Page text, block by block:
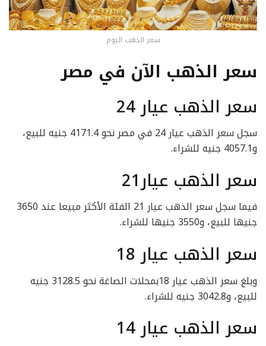
سعر الذهب اليوم
سعر الذهب الآن في مصر
سعر الذهب عيار 24
سجل سعر الذهب عيار 24 في مصر نحو 4171.4 جنيه للبيع،
و4057.1 جنيه للشراء.
سعر الذهب عيار21
فيما سجل سعر الذهب عيار 21 الفئة الأكثر مبيعا عند 3650
جنيها للبيع، و3550 جنيها للشراء.
سعر الذهب عيار 18
وبلغ سعر الذهب عيار 18بمحلات الصاغة نحو 3128.5 جنيه
للبيع، و3042.8 جنيه للشراء.
سعر الذهب عيار 14